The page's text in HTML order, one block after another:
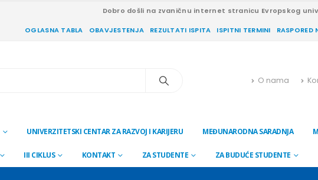
Dobro došli na zvaničnu internet stranicu Evropskog
OGLASNA TABLA OBAVJESTENJA REZULTATI ISPITA ISPITNI TERMINI RASPORED
O nama
UNIVERZITETSKI CENTAR ZA RAZVOJ I KARIJERU MEĐUNARODNA SARADNJA
III CIKLUS KONTAKT ZA STUDENTE ZA BUDUĆE STUDENTE